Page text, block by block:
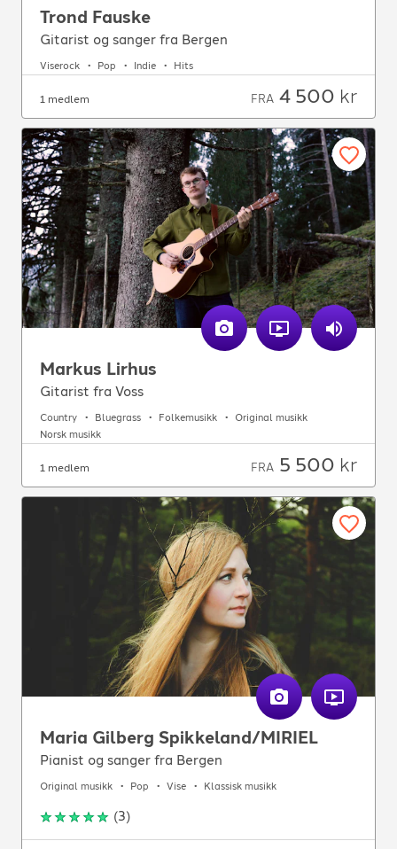
Trond Fauske
Gitarist og sanger fra Bergen
Viserock Pop Indie Hits
1 medlem FRA 4 500 kr
Markus Lirhus
Gitarist fra Voss
Country Bluegrass Folkemusikk
Original musikk
Norsk musikk
1 medlem FRA 5 500 kr
Maria Gilberg Spikkeland/MIRIEL
Pianist og sanger fra Bergen
Original musikk Pop Vise Klassisk musikk
(3)